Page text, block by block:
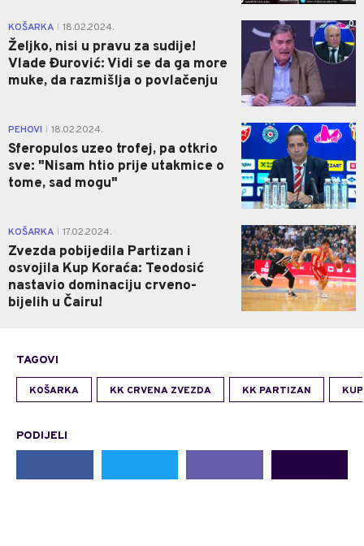
KOŠARKA 18.02.2024.
Željko, nisi u pravu za sudije!
Vlade Đurović: Vidi se da ga more
muke, da razmišlja o povlačenju
0
PEHOVI 18.02.2024.
Sferopulos uzeo trofej, pa otkrio
sve: "Nisam htio prije utakmice o
tome, sad mogu"
0
KOŠARKA 17.02.2024.
Zvezda pobijedila Partizan i
osvojila Kup Koraća: Teodosić
nastavio dominaciju crveno-
bijelih u Čairu!
1
TAGOVI
KOŠARKA KK CRVENA ZVEZDA KK PARTIZAN
PODIJELI